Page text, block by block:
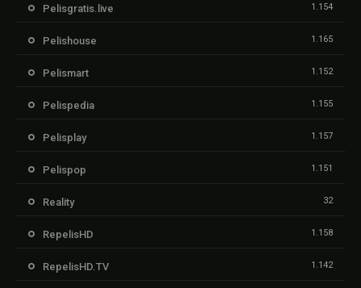
Pelisgratis.live 1.154
Pelishouse 1.165
Pelismart 1.152
Pelispedia 1.155
Pelisplay 1.157
Pelispop 1.151
Reality 32
RepelisHD 1.158
RepelisHD.TV 1.142